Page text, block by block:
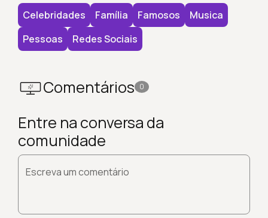
Celebridades Família Famosos
Musica
Pessoas
Redes Sociais
Comentários 0
Entre na conversa da
comunidade
Escreva um comentário